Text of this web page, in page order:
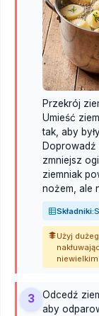
Przekrój
Umieść
tak, aby
Doprowadź
zmniejsz
ziemniak
nożem, ale
Składniki:
Użyj
3
Odcedź
aby